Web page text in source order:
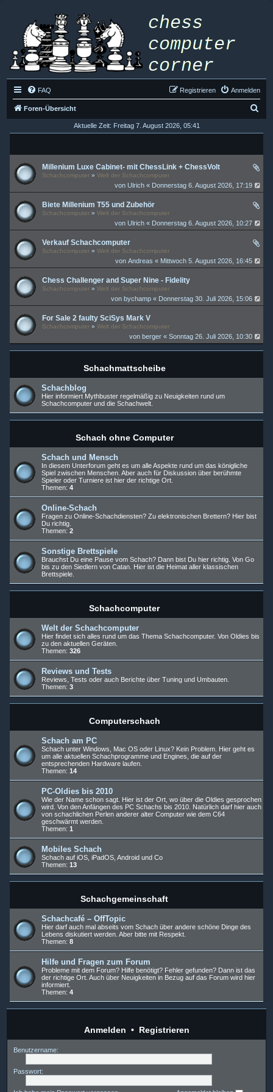
FAQ Anmelden
Registrieren
Foren-Übersicht
Aktuelle Zeit: Freitag 7. August 2026, 05:41
Millenium Luxe Cabinet- mit ChessLink + ChessVolt
Schachcomputer » Welt der Schachcomputer
vonUlrich « Donnerstag 6. August 2026, 17:19
Biete Millenium T55 und Zubehör
Schachcomputer » Welt der Schachcomputer
vonUlrich « Donnerstag 6. August 2026, 10:27
Verkauf Schachcomputer
Schachcomputer » Welt der Schachcomputer
vonAndreas « Mittwoch 5. August 2026, 16:45
Chess Challenger and Super Nine - Fidelity
Schachcomputer » Welt der Schachcomputer
vonbychamp « Donnerstag 30. Juli 2026, 15:06
For Sale 2 faulty SciSys Mark V
Schachcomputer » Welt der Schachcomputer
vonberger « Sonntag 26. Juli 2026, 10:30
Schachmattscheibe
Schachblog
Hier informiert Mythbuster regelmäßig zu Neuigkeiten rund um
Schachcomputer und die Schachwelt.
Schach ohne Computer
Schach und Mensch
In diesem Unterforum geht es um alle Aspekte rund um das königliche
Spiel zwischen Menschen. Aber auch für Diskussion über berühmte
Spieler oder Turniere ist hier der richtige Ort.
Themen: 4
Online-Schach
Fragen zu Online-Schachdiensten? Zu elektronischen Brettern? Hier bist
Du richtig.
Themen: 2
Sonstige Brettspiele
Brauchst Du eine Pause vom Schach? Dann bist Du hier richtig. Von Go
bis zu den Siedlern von Catan. Hier ist die Heimat aller klassischen
Brettspiele.
Schachcomputer
Welt der Schachcomputer
Hier findet sich alles rund um das Thema Schachcomputer. Von Oldies bis
zu den aktuellen Geräten.
Themen: 326
Reviews und Tests
Reviews, Tests oder auch Berichte über Tuning und Umbauten.
Themen: 3
Computerschach
Schach am PC
Schach unter Windows, Mac OS oder Linux? Kein Problem. Hier geht es
um alle aktuellen Schachprogramme und Engines, die auf der
entsprechenden Hardware laufen.
Themen: 14
PC-Oldies bis 2010
Wie der Name schon sagt. Hier ist der Ort, wo über die Oldies gesprochen
wird. Von den Anfängen des PC Schachs bis 2010. Natürlich darf hier auch
von schachlichen Perlen anderer alter Computer wie dem C64
geschwärmt werden.
Themen: 1
Mobiles Schach
Schach auf iOS, iPadOS, Android und Co
Themen: 13
Schachgemeinschaft
Schachcafé – OffTopic
Hier darf auch mal abseits vom Schach über andere schöne Dinge des
Lebens diskutiert werden. Aber bitte mit Respekt.
Themen: 8
Hilfe und Fragen zum Forum
Probleme mit dem Forum? Hilfe benötigt? Fehler gefunden? Dann ist das
der richtige Ort. Auch über Neuigkeiten in Bezug auf das Forum wird hier
informiert.
Themen: 4
Anmelden • Registrieren
Benutzername:
Passwort: